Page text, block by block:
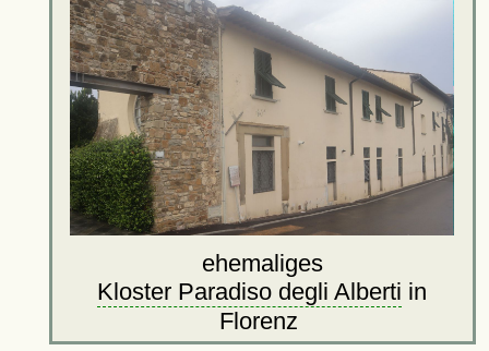
ehemaliges
Kloster Paradiso degli Alberti in
Florenz